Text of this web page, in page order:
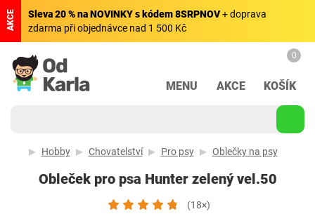
AKCE Sleva 20 % na NOVINKY s kódem 8SRPNOV+ doprava
zdarma při objednávce nad 1 500 Kč
MENU AKCE
0
KOŠÍK
Hobby Chovatelství Pro psy Oblečky na psy
Obleček pro psa Hunter zelený vel.50
(18×)